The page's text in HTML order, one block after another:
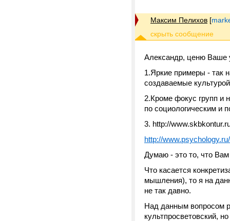
Максим Пелихов [
Александр, ценю Ваше
1.Яркие примеры - так
создаваемые
2.Кроме фокус групп и
по социологическим и
3. http://
http://
Думаю - это то, что
Что касается
мышления), то я на
не так давно.
Над данным вопросом
культпросветовский,